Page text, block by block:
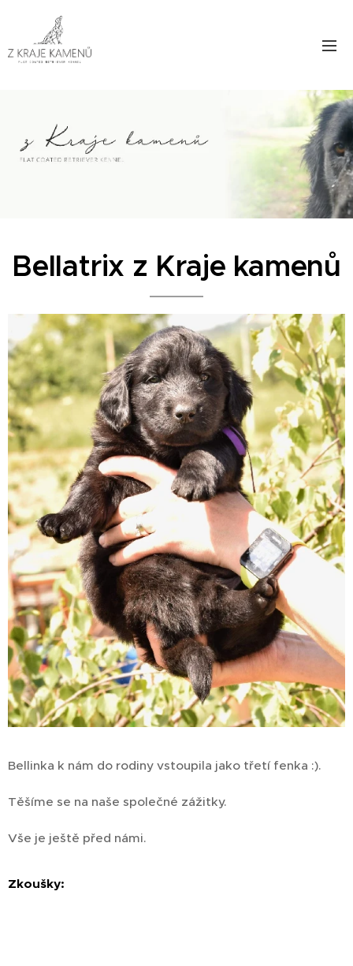
Bellatrix z Kraje kamenů
Bellinka k nám do rodiny vstoupila jako třetí fenka :).
Těšíme se na naše společné zážitky.
Vše je ještě před námi.
Zkoušky: